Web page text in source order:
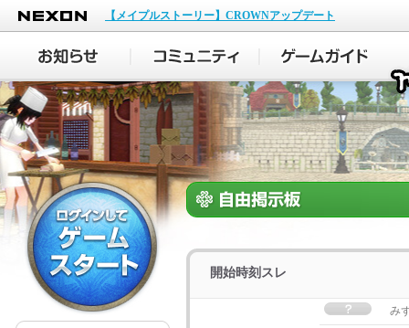
NEXON
【メイプルストーリー】CROWNアップデート
開始時刻スレ
み